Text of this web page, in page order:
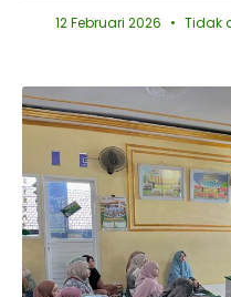
12 Februari 2026 Tidak